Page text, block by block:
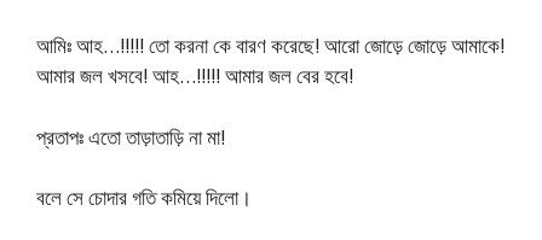
আমিঃ আহ…!!!!! তো করনা কে বারণ করেছে! আরো জোড়ে জোড়ে আমাকে!
আমার জল খসবে! আহ…!!!!! আমার জল বের হবে!
প্রতাপঃ এতো তাড়াতাড়ি না মা!
বলে সে চোদার গতি কমিয়ে দিলো।